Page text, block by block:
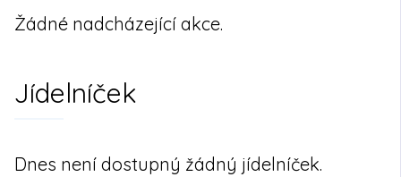
Žádné nadcházející akce.
Jídelníček
Dnes není dostupný žádný jídelníček.